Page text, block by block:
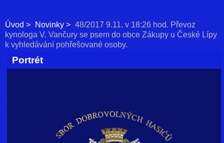
Úvod Novinky
48/2017 9.11. v 18:26 hod. Převoz
kynologa V. Vančury se psem do obce Zákupy u České Lípy
k vyhledávání pohřešované osoby.
Portrét